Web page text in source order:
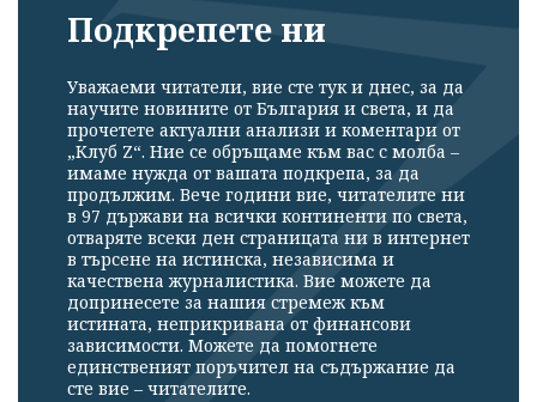
Подкрепете ни
Уважаеми читатели, вие сте тук и днес, за да
научите новините от България и света, и да
прочетете актуални анализи и коментари от
„Клуб Z“. Ние се обръщаме към вас с молба –
имаме нужда от вашата подкрепа, за да
продължим. Вече години вие, читателите ни
в 97 държави на всички континенти по света,
отваряте всеки ден страницата ни в интернет
в търсене на истинска, независима и
качествена журналистика. Вие можете да
допринесете за нашия стремеж към
истината, неприкривана от финансови
зависимости. Можете да помогнете
единственият поръчител на съдържание да
сте вие – читателите.